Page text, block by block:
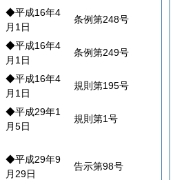
◆平成16年4
月1日
条例第248号
◆平成16年4
月1日
条例第249号
◆平成16年4
月1日
規則第195号
◆平成29年1
月5日
規則第1号
◆平成29年9
月29日
告示第98号